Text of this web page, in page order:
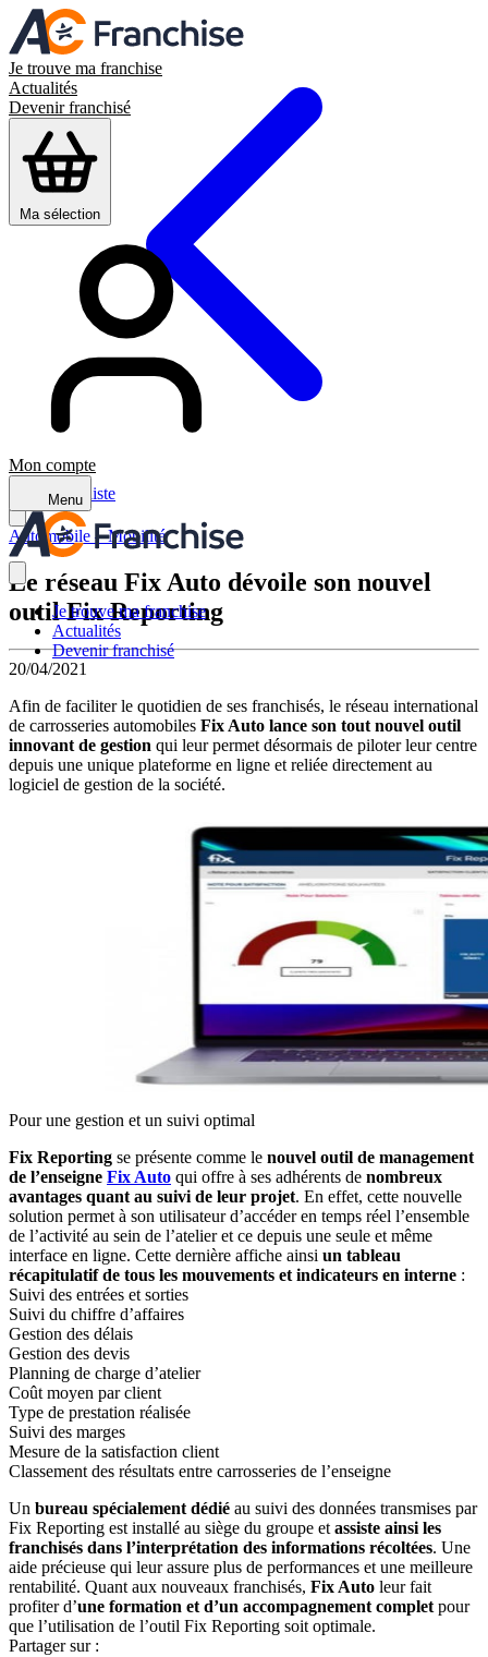
Je trouve ma franchise
Actualités
Devenir franchisé
Ma sélection
Mon compte
Menu
Je trouve ma franchise
Actualités
Devenir franchisé
Retour à la liste
Automobile – Mobilité
Le réseau Fix Auto dévoile son nouvel
outil Fix Reporting
20/04/2021
Afin de faciliter le quotidien de ses franchisés, le réseau international
de carrosseries automobiles Fix Auto lance son tout nouvel outil
innovant de gestion qui leur permet désormais de piloter leur centre
depuis une unique plateforme en ligne et reliée directement au
logiciel de gestion de la société.
Pour une gestion et un suivi optimal
Fix Reporting se présente comme le nouvel outil de management
de l’enseigne Fix Auto qui offre à ses adhérents de nombreux
avantages quant au suivi de leur projet. En effet, cette nouvelle
solution permet à son utilisateur d’accéder en temps réel l’ensemble
de l’activité au sein de l’atelier et ce depuis une seule et même
interface en ligne. Cette dernière affiche ainsi un tableau
récapitulatif de tous les mouvements et indicateurs en interne :
Suivi des entrées et sorties
Suivi du chiffre d’affaires
Gestion des délais
Gestion des devis
Planning de charge d’atelier
Coût moyen par client
Type de prestation réalisée
Suivi des marges
Mesure de la satisfaction client
Classement des résultats entre carrosseries de l’enseigne
Un bureau spécialement dédié au suivi des données transmises par
Fix Reporting est installé au siège du groupe et assiste ainsi les
franchisés dans l’interprétation des informations récoltées. Une
aide précieuse qui leur assure plus de performances et une meilleure
rentabilité. Quant aux nouveaux franchisés, Fix Auto leur fait
profiter d’une formation et d’un accompagnement complet pour
que l’utilisation de l’outil Fix Reporting soit optimale.
Partager sur :